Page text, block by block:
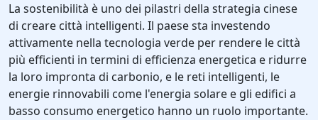
La sostenibilità è uno dei pilastri della strategia cinese
di creare città intelligenti. Il paese sta investendo
attivamente nella tecnologia verde per rendere le città
più efficienti in termini di efficienza energetica e ridurre
la loro impronta di carbonio, e le reti intelligenti, le
energie rinnovabili come l'energia solare e gli edifici a
basso consumo energetico hanno un ruolo importante.